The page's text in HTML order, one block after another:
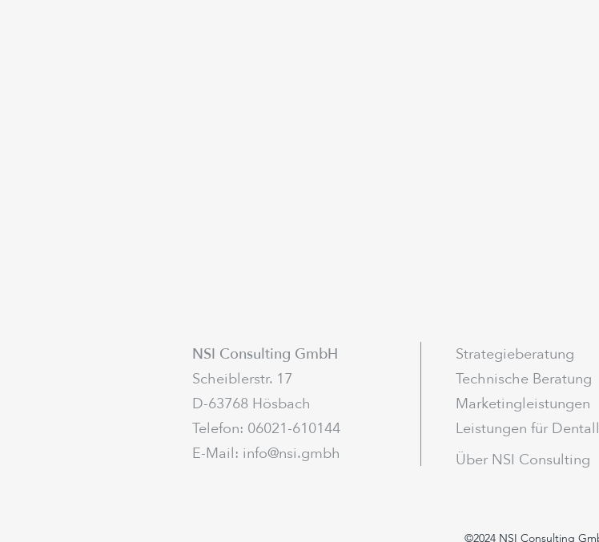
NSI Consulting GmbH
Scheiblerstr. 17
D-63768 Hösbach
Telefon: 06021-610144
E-Mail: info@nsi.gmbh
Strategieberatung
Technische Beratung
Marketingleistungen
Leistungen für
Über NSI Consulting
©2024 NSI Consulting